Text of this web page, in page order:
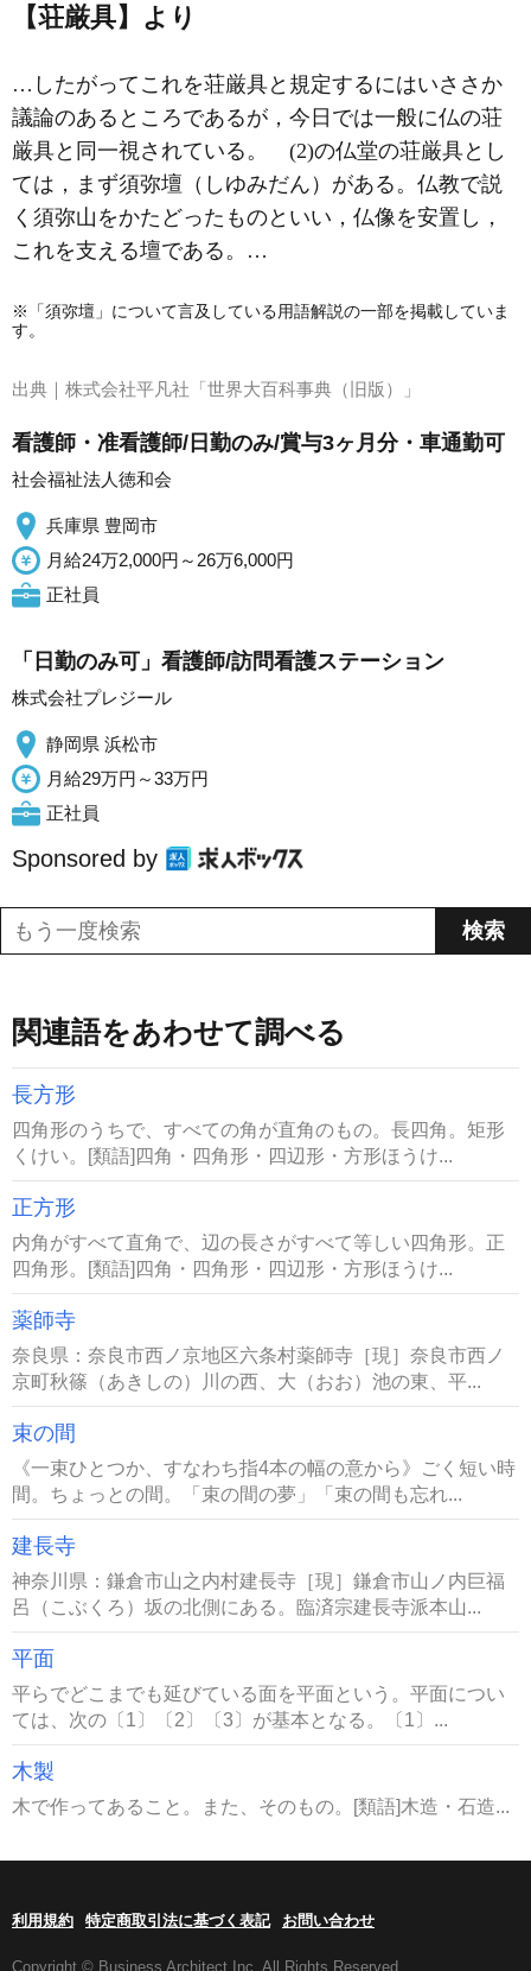
【荘厳具】より
…したがってこれを荘厳具と規定するにはいささか
議論のあるところであるが，今日では一般に仏の荘
厳具と同一視されている。 (2)の仏堂の荘厳具とし
ては，まず須弥壇 （しゆみだん）がある。仏教で説
く須弥山をかたどったものといい，仏像を安置し，
これを支える壇である。…
※「須弥壇」について言及している用語解説の一部を掲載していま
す。
出典｜ 株式会社平凡社「世界大百科事典（旧版）」
看護師・准看護師/日勤のみ/賞与3ヶ月分・車通勤可
社会福祉法人徳和会
兵庫県 豊岡市
月給24万2,000円～26万6,000円
正社員
「日勤のみ可」看護師/訪問看護ステーション
株式会社プレジール
静岡県 浜松市
月給29万円～33万円
正社員
Sponsored by
関連語をあわせて調べる
長方形
四角形のうちで、すべての角が直角のもの。長四角。矩形
くけい。[類語]四角・四角形・四辺形・方形ほうけ...
正方形
内角がすべて直角で、辺の長さがすべて等しい四角形。正
四角形。[類語]四角・四角形・四辺形・方形ほうけ...
薬師寺
奈良県：奈良市西ノ京地区六条村薬師寺［現］奈良市西ノ
京町秋篠（あきしの）川の西、大（おお）池の東、平...
束の間
《一束ひとつか、すなわち指4本の幅の意から》ごく短い時
間。ちょっとの間。「束の間の夢」「束の間も忘れ...
建長寺
神奈川県：鎌倉市山之内村建長寺［現］鎌倉市山ノ内巨福
呂（こぶくろ）坂の北側にある。臨済宗建長寺派本山...
平面
平らでどこまでも延びている面を平面という。平面につい
ては、次の〔1〕〔2〕〔3〕が基本となる。〔1〕...
木製
木で作ってあること。また、そのもの。[類語]木造・石造...
利用規約 特定商取引法に基づく表記 お問い合わせ
Copyright © Business Architect Inc. All Rights Reserved.